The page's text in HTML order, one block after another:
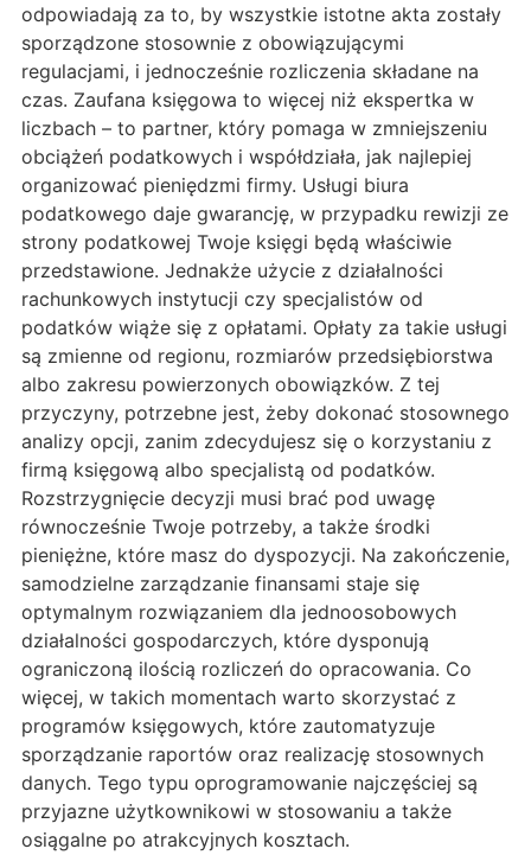
odpowiadają za to, by wszystkie istotne akta zostały
sporządzone stosownie z obowiązującymi
regulacjami, i jednocześnie rozliczenia składane na
czas. Zaufana księgowa to więcej niż ekspertka w
liczbach – to partner, który pomaga w zmniejszeniu
obciążeń podatkowych i współdziała, jak najlepiej
organizować pieniędzmi firmy. Usługi biura
podatkowego daje gwarancję, w przypadku rewizji ze
strony podatkowej Twoje księgi będą właściwie
przedstawione. Jednakże użycie z działalności
rachunkowych instytucji czy specjalistów od
podatków wiąże się z opłatami. Opłaty za takie usługi
są zmienne od regionu, rozmiarów przedsiębiorstwa
albo zakresu powierzonych obowiązków. Z tej
przyczyny, potrzebne jest, żeby dokonać stosownego
analizy opcji, zanim zdecydujesz się o korzystaniu z
firmą księgową albo specjalistą od podatków.
Rozstrzygnięcie decyzji musi brać pod uwagę
równocześnie Twoje potrzeby, a także środki
pieniężne, które masz do dyspozycji. Na zakończenie,
samodzielne zarządzanie finansami staje się
optymalnym rozwiązaniem dla jednoosobowych
działalności gospodarczych, które dysponują
ograniczoną ilością rozliczeń do opracowania. Co
więcej, w takich momentach warto skorzystać z
programów księgowych, które zautomatyzuje
sporządzanie raportów oraz realizację stosownych
danych. Tego typu oprogramowanie najczęściej są
przyjazne użytkownikowi w stosowaniu a także
osiągalne po atrakcyjnych kosztach.